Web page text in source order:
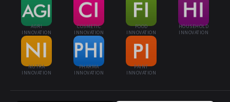
AGRI
INNOVATION
COSMETIC
INNOVATION
FOOD
INNOVATION
HOUSEHOLD
INNOVATION
NUTRA
INNOVATION
PHARMA
INNOVATION
PAINT
INNOVATION